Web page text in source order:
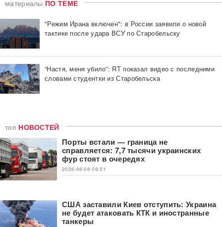
материалы ПО ТЕМЕ
"Режим Ирана включен": в России заявили о новой
тактике после удара ВСУ по Старобельску
“Настя, меня убило”: RT показал видео с последними
словами студентки из Старобельска
топ НОВОСТЕЙ
Порты встали — граница не
справляется: 7,7 тысячи украинских
фур стоят в очередях
2026-08-08 08:51
США заставили Киев отступить: Украина
не будет атаковать КТК и иностранные
танкеры